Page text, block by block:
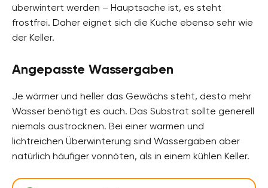
überwintert werden – Hauptsache ist, es steht
frostfrei. Daher eignet sich die Küche ebenso sehr wie
der Keller.
Angepasste Wassergaben
Je wärmer und heller das Gewächs steht, desto mehr
Wasser benötigt es auch. Das Substrat sollte generell
niemals austrocknen. Bei einer warmen und
lichtreichen Überwinterung sind Wassergaben aber
natürlich häufiger vonnöten, als in einem kühlen Keller.